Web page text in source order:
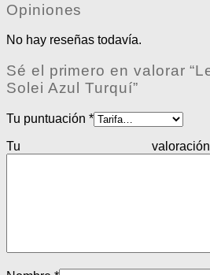
Opiniones
No hay reseñas todavía.
Sé el primero en valorar
Solei Azul Turquí”
Tu puntuación *
Tu